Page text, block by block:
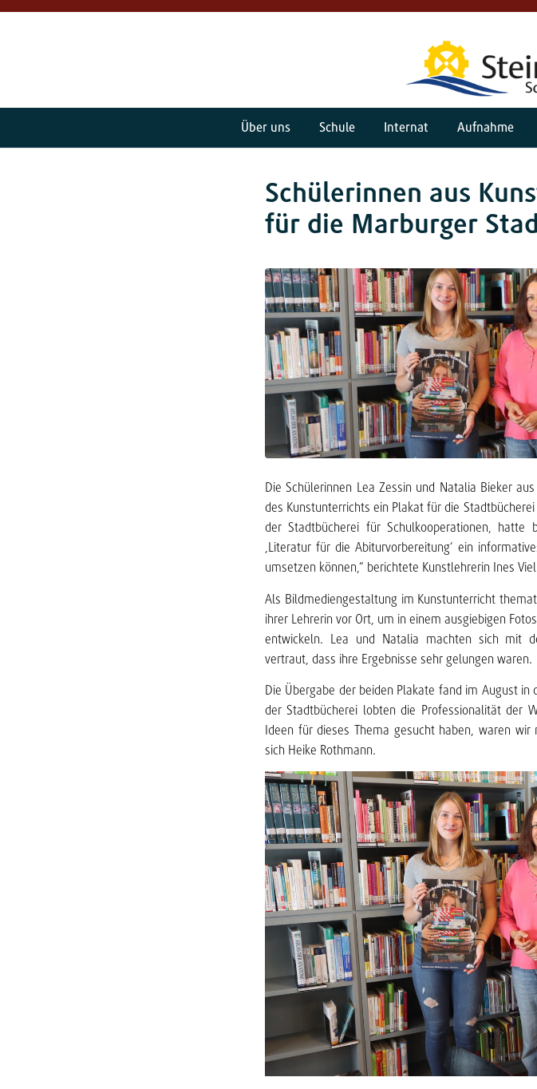
Über uns Schule Internat Aufnahme
Schülerinnen aus
für die Marburger
Die Schülerinnen Lea Zessin und Natalia Bieker
des Kunstunterrichts ein Plakat für die
der Stadtbücherei für Schulkooperationen,
‚Literatur für die Abiturvorbereitung‘ ein
umsetzen können,“ berichtete Kunstlehrerin Ines
Als Bildmediengestaltung im Kunstunterricht
ihrer Lehrerin vor Ort, um in einem ausgiebigen
entwickeln. Lea und Natalia machten sich mit
vertraut, dass ihre Ergebnisse sehr gelungen waren.
Die Übergabe der beiden Plakate fand im August
der Stadtbücherei lobten die Professionalität der
Ideen für dieses Thema gesucht haben, waren
sich Heike Rothmann.